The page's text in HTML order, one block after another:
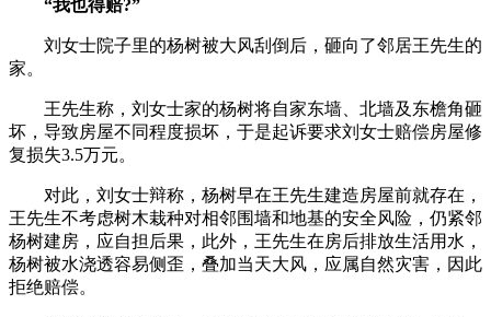
“我也得赔?”
刘女士院子里的杨树被大风刮倒后，砸向了邻居王先生的
家。
王先生称，刘女士家的杨树将自家东墙、北墙及东檐角砸
坏，导致房屋不同程度损坏，于是起诉要求刘女士赔偿房屋修
复损失3.5万元。
对此，刘女士辩称，杨树早在王先生建造房屋前就存在，
王先生不考虑树木栽种对相邻围墙和地基的安全风险，仍紧邻
杨树建房，应自担后果，此外，王先生在房后排放生活用水，
杨树被水浇透容易侧歪，叠加当天大风，应属自然灾害，因此
拒绝赔偿。